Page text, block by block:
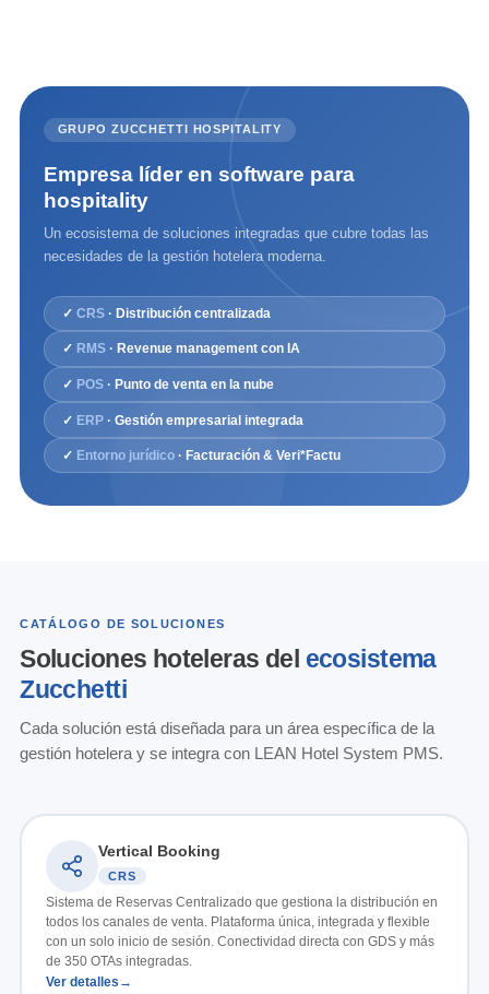
GRUPO ZUCCHETTI HOSPITALITY
Empresa líder en software para
hospitality
Un ecosistema de soluciones integradas que cubre todas las
necesidades de la gestión hotelera moderna.
✓CRS · Distribución centralizada
✓ RMS · Revenue management con IA
✓ POS · Punto de venta en la nube
✓ ERP · Gestión empresarial integrada
✓ Entorno jurídico · Facturación & Veri*Factu
CATÁLOGO DE SOLUCIONES
Soluciones hoteleras del ecosistema
Zucchetti
Cada solución está diseñada para un área específica de la
gestión hotelera y se integra con LEAN Hotel System PMS.
Vertical Booking
CRS
Sistema de Reservas Centralizado que gestiona la distribución en
todos los canales de venta. Plataforma única, integrada y flexible
con un solo inicio de sesión. Conectividad directa con GDS y más
de 350 OTAs integradas.
Ver detalles